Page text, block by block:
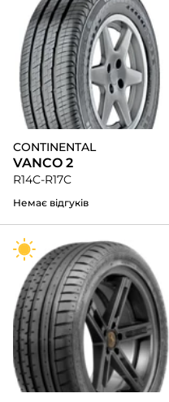
CONTINENTAL
VANCO 2
R14C-R17C
Немає відгуків